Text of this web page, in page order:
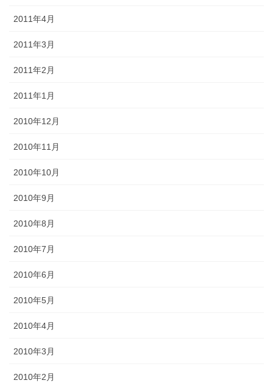
2011年4月
2011年3月
2011年2月
2011年1月
2010年12月
2010年11月
2010年10月
2010年9月
2010年8月
2010年7月
2010年6月
2010年5月
2010年4月
2010年3月
2010年2月